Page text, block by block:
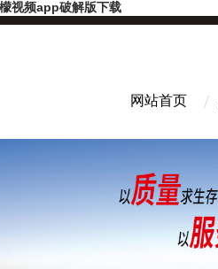
视频app破解版下载
网站首页